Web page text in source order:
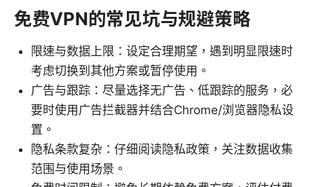
免费VPN的常见坑与规避策略
限速与数据上限：设定合理期望，遇到明显限速时
考虑切换到其他方案或暂停使用。
广告与跟踪：尽量选择无广告、低跟踪的服务，必
要时使用广告拦截器并结合Chrome/浏览器隐私设
置。
隐私条款复杂：仔细阅读隐私政策，关注数据收集
范围与使用场景。